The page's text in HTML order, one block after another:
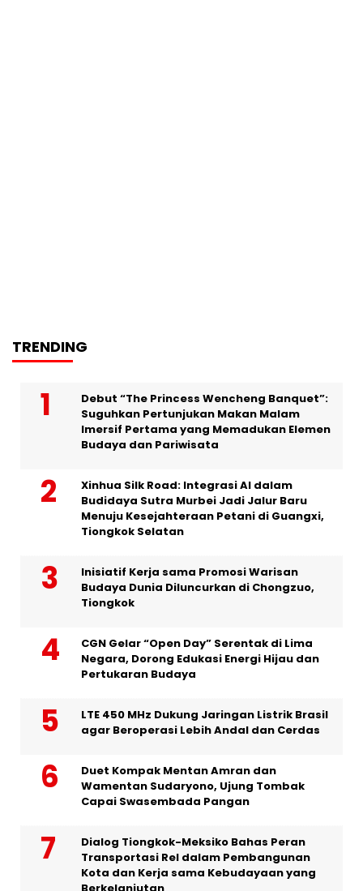
TRENDING
Debut “The Princess Wencheng Banquet”:
Suguhkan Pertunjukan Makan Malam
Imersif Pertama yang Memadukan Elemen
Budaya dan Pariwisata
Xinhua Silk Road: Integrasi AI dalam
Budidaya Sutra Murbei Jadi Jalur Baru
Menuju Kesejahteraan Petani di Guangxi,
Tiongkok Selatan
Inisiatif Kerja sama Promosi Warisan
Budaya Dunia Diluncurkan di Chongzuo,
Tiongkok
CGN Gelar “Open Day” Serentak di Lima
Negara, Dorong Edukasi Energi Hijau dan
Pertukaran Budaya
LTE 450 MHz Dukung Jaringan Listrik Brasil
agar Beroperasi Lebih Andal dan Cerdas
Duet Kompak Mentan Amran dan
Wamentan Sudaryono, Ujung Tombak
Capai Swasembada Pangan
Dialog Tiongkok-Meksiko Bahas Peran
Transportasi Rel dalam Pembangunan
Kota dan Kerja sama Kebudayaan yang